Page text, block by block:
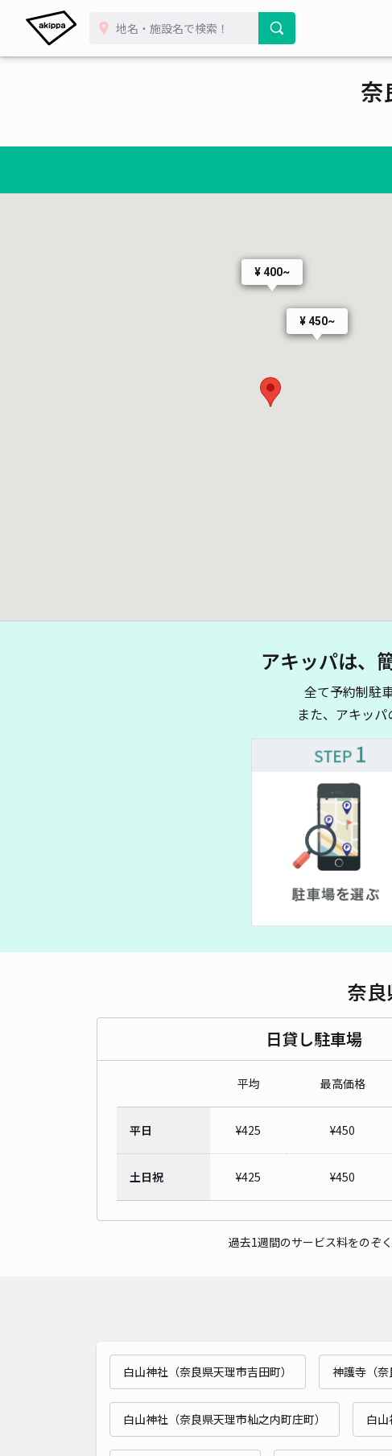
奈
¥ 450~
¥ 400~
アキッパは、
全て予約制駐
また、アキッ
奈
日貸し駐車場
平均 最高価格
平日 ¥425 ¥450
土日祝 ¥425 ¥450
過去1週間のサービス料をのぞ
白山神社（奈良県天理市吉田町） 神護寺（奈
白山神社（奈良県天理市杣之内町庄町） 白山